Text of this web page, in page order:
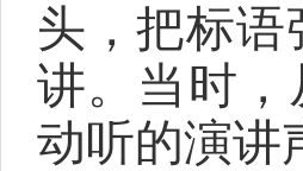
头，把标
讲。当时
动听的演讲